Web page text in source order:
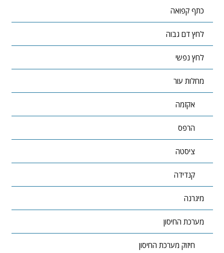
כתף קפואה
לחץ דם גבוה
לחץ נפשי
מחלות עור
אקזמה
הרפס
ציסטה
קנדידה
מיגרנה
מערכת החיסון
חיזוק מערכת החיסון